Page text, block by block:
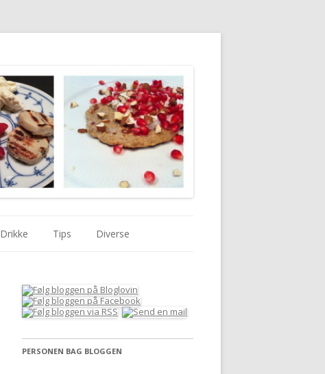
Drikke Tips Diverse
PERSONEN BAG BLOGGEN